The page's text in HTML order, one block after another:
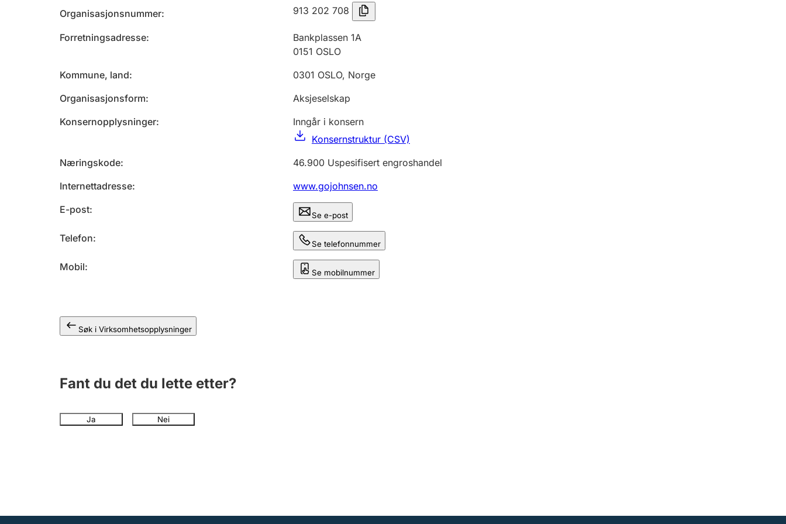
Organisasjonsnummer 913 202 708
Forretningsadresse
Bankplassen 1A
0151 OSLO
Kommune, land
0301 OSLO, Norge
Organisasjonsform
Aksjeselskap
Konsernopplysninger
Inngår i konsern
Konsernstruktur (CSV)
Næringskode
46.900 Uspesifisert engroshandel
Internettadresse
www.gojohnsen.no
E-post
Se e-post
Telefon Se telefonnummer
Mobil Se mobilnummer
Søk i Virksomhetsopplysninger
Fant du det du lette etter?
Ja Nei